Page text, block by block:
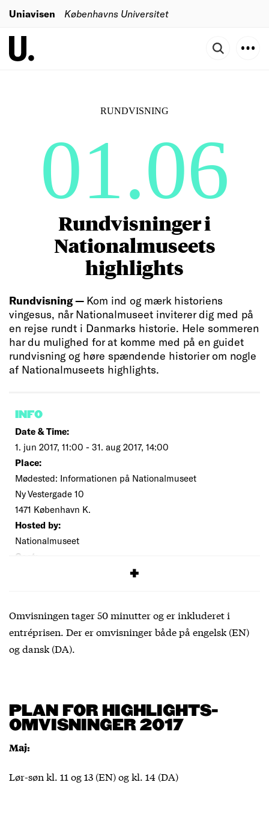
Uniavisen Københavns Universitet
RUNDVISNING
01.06
Rundvisninger i
Nationalmuseets
highlights
Rundvisning — Kom ind og mærk historiens
vingesus, når Nationalmuseet inviterer dig med på
en rejse rundt i Danmarks historie. Hele sommeren
har du mulighed for at komme med på en guidet
rundvisning og høre spændende historier om nogle
af Nationalmuseets highlights.
INFO
Date & Time:
1. jun 2017, 11:00 - 31. aug 2017, 14:00
Place:
Mødested: Informationen på Nationalmuseet
Ny Vestergade 10
1471 København K.
Hosted by:
Nationalmuseet
Cost:
Omvisningen er inkluderet i entréprisen (75 kr.)
Omvisningen tager 50 minutter og er inkluderet i
entréprisen. Der er omvisninger både på engelsk (EN)
og dansk (DA).
PLAN FOR HIGHLIGHTS-
OMVISNINGER 2017
Maj:
Lør-søn kl. 11 og 13 (EN) og kl. 14 (DA)